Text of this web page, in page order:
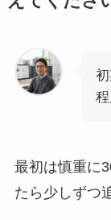
最初は慎重に
たら少しずつ